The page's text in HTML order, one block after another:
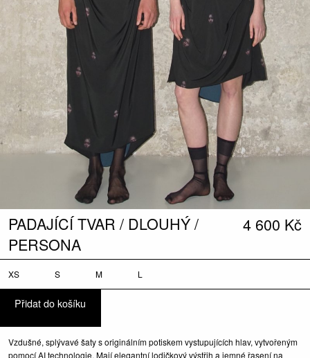
PADAJÍCÍ TVAR / DLOUHÝ /
PERSONA
4 600 Kč
XS S M L
Vzdušné, splývavé šaty s originálním potiskem vystupujících hlav, vytvořeným
pomocí AI technologie. Mají elegantní lodičkový výstřih a jemné řasení na